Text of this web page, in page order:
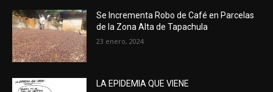
Se Incrementa Robo de Café en Parcelas
de la Zona Alta de Tapachula
23 enero, 2024
LA EPIDEMIA QUE VIENE